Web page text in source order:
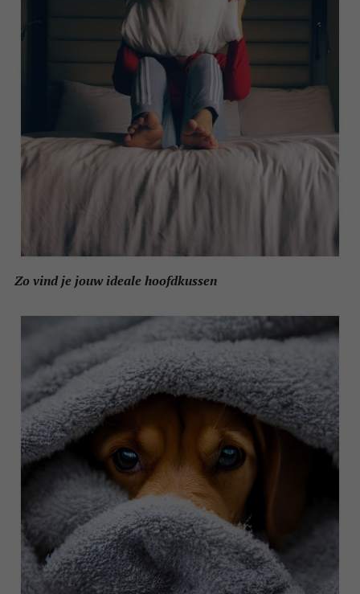
Zo vind je jouw ideale hoofdkussen